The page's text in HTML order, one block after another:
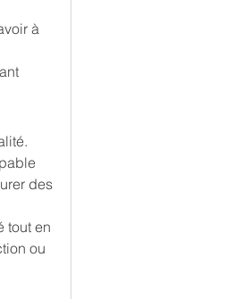
à
des
tout en
ou